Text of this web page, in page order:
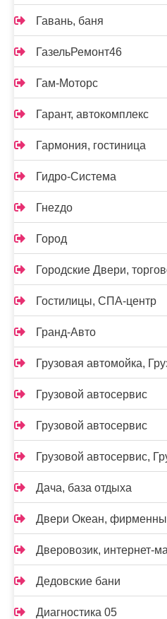
Гавань, баня
ГазельРемонт46
Гам-Моторс
Гарант, автокомплекс
Гармония, гостиница
Гидро-Система
Гнеzдо
Город
Городские Двери,
Гостилицы, СПА-центр
Гранд-Авто
Грузовая автомойка,
Грузовой автосервис
Грузовой автосервис
Грузовой автосервис,
Дача, база отдыха
Двери Океан,
Дверовозик, интернет-
Дедовские бани
Диагностика 05